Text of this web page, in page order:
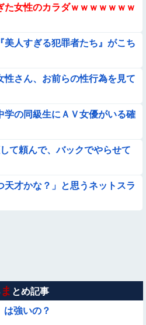
売られてるけどどうする？
で男根にかぶりついて炎上
間弱」は1時間に満たない、「1
てる😭
性さん、豪快な放屁で周囲を和ま
チｗｗｗｗｗｗｗｗｗｗ
愛すぎると話題にｗｗｗｗｗｗｗ
じさん【動画】
た女性のカラダｗｗｗｗｗｗｗ
美人すぎる犯罪者たち』がこち
性さん、お前らの性行為を見て
学の同級生にＡＶ女優がいる確
して頼んで、バックでやらせて
天才かな？」と思うネットスラ
ま とめ記事
は強いの？